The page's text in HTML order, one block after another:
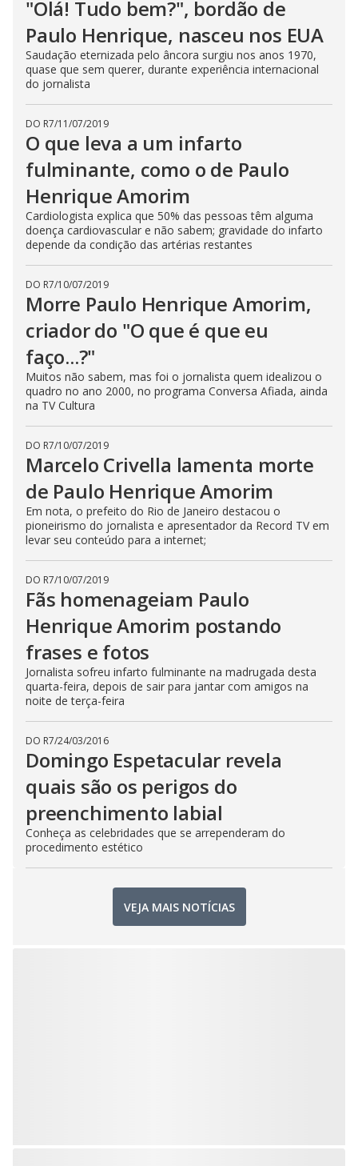
"Olá! Tudo bem?", bordão de
Paulo Henrique, nasceu nos EUA
Saudação eternizada pelo âncora surgiu nos anos 1970,
quase que sem querer, durante experiência internacional
do jornalista
DO R7/11/07/2019
O que leva a um infarto
fulminante, como o de Paulo
Henrique Amorim
Cardiologista explica que 50% das pessoas têm alguma
doença cardiovascular e não sabem; gravidade do infarto
depende da condição das artérias restantes
DO R7/10/07/2019
Morre Paulo Henrique Amorim,
criador do "O que é que eu
faço...?"
Muitos não sabem, mas foi o jornalista quem idealizou o
quadro no ano 2000, no programa Conversa Afiada, ainda
na TV Cultura
DO R7/10/07/2019
Marcelo Crivella lamenta morte
de Paulo Henrique Amorim
Em nota, o prefeito do Rio de Janeiro destacou o
pioneirismo do jornalista e apresentador da Record TV em
levar seu conteúdo para a internet;
DO R7/10/07/2019
Fãs homenageiam Paulo
Henrique Amorim postando
frases e fotos
Jornalista sofreu infarto fulminante na madrugada desta
quarta-feira, depois de sair para jantar com amigos na
noite de terça-feira
DO R7/24/03/2016
Domingo Espetacular revela
quais são os perigos do
preenchimento labial
Conheça as celebridades que se arrependeram do
procedimento estético
VEJA MAIS NOTÍCIAS